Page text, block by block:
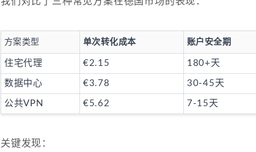
方案类型 单次转化成本 账户安全期
住宅代理 €2.15 180+天
数据中心 €3.78 30-45天
公共VPN €5.62 7-15天
关键发现：